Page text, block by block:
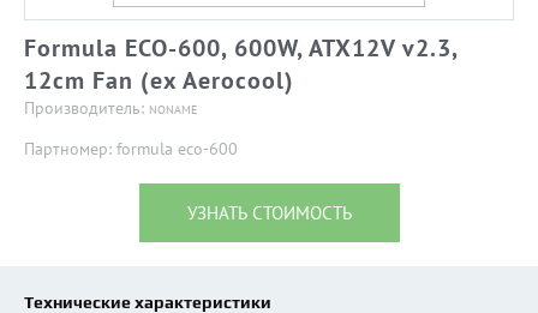
Formula ECO-600, 600W, ATX12V v2.3,
12cm Fan (ex Aerocool)
Производитель: NONAME
Партномер: formula eco-600
УЗНАТЬ СТОИМОСТЬ
Технические характеристики